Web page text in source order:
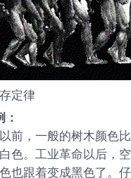
定律
前，一般的树木颜色
色。工业革命以后，
也跟着变成黑色了。